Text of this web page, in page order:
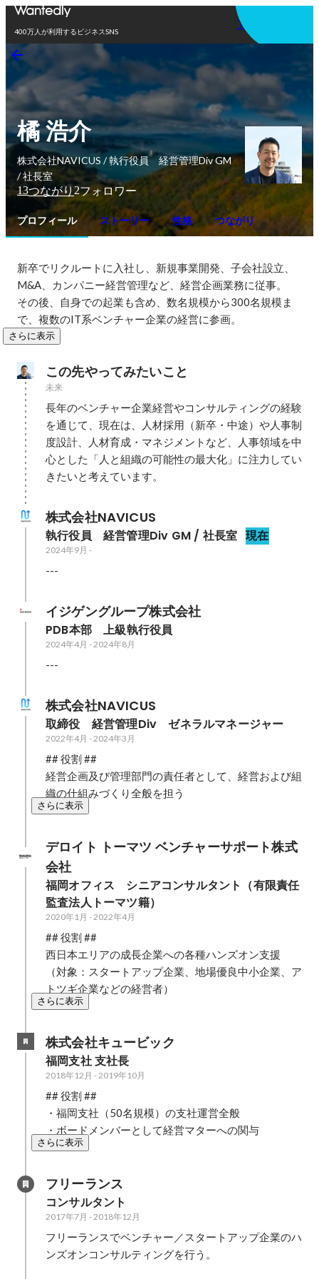
400万人が利用するビジネスSNS
アプリを使う
橘 浩介
株式会社NAVICUS / 執行役員 経営管理Div GM
/ 社長室
13つながり2フォロワー
プロフィール ストーリー 性格 つながり
新卒でリクルートに入社し、新規事業開発、子会社設立、
M&A、カンパニー経営管理など、経営企画業務に従事。
その後、自身での起業も含め、数名規模から300名規模ま
で、複数のIT系ベンチャー企業の経営に参画。
さらに表示
この先やってみたいこと
未来
長年のベンチャー企業経営やコンサルティングの経験
を通じて、現在は、人材採用（新卒・中途）や人事制
度設計、人材育成・マネジメントなど、人事領域を中
心とした「人と組織の可能性の最大化」に注力してい
きたいと考えています。
株式会社NAVICUS
執行役員　経営管理Div GM / 社長室 現在
2024年9月 -
---
イジゲングループ株式会社
PDB本部　上級執行役員
2024年4月 -2024年8月
---
株式会社NAVICUS
取締役　経営管理Div　ゼネラルマネージャー
2022年4月 -2024年3月
## 役割 ##
経営企画及び管理部門の責任者として、経営および組
織の仕組みづくり全般を担う
さらに表示
デロイト トーマツ ベンチャーサポート株式
会社
福岡オフィス　シニアコンサルタント（有限責任
監査法人トーマツ籍）
2020年1月 -2022年4月
## 役割 ##
西日本エリアの成長企業への各種ハンズオン支援
（対象：スタートアップ企業、地場優良中小企業、ア
トツギ企業などの経営者）
さらに表示
株式会社キュービック
福岡支社 支社長
2018年12月 -2019年10月
## 役割 ##
・福岡支社（50名規模）の支社運営全般
・ボードメンバーとして経営マターへの関与
さらに表示
フリーランス
コンサルタント
2017年7月 -2018年12月
フリーランスでベンチャー／スタートアップ企業のハ
ンズオンコンサルティングを行う。